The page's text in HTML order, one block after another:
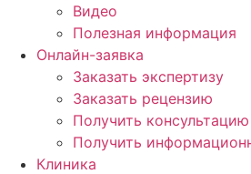
Видео
Полезная информация
Онлайн-заявка
Заказать экспертизу
Заказать рецензию
Получить консультацию
Получить
Клиника